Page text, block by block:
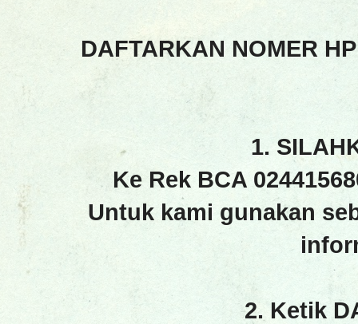
DAFTARKAN NOMER
1.
Ke Rek BCA
Untuk kami gunakan
2. Ketik